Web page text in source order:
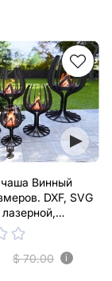
чаша Винный
DXF, SVG
резки
$ 70.00 i